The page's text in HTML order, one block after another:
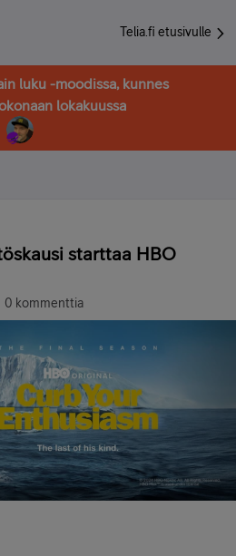
Telia.fi etusivulle
luku -moodissa, kunnes
lokakuussa
starttaa HBO
0 kommenttia